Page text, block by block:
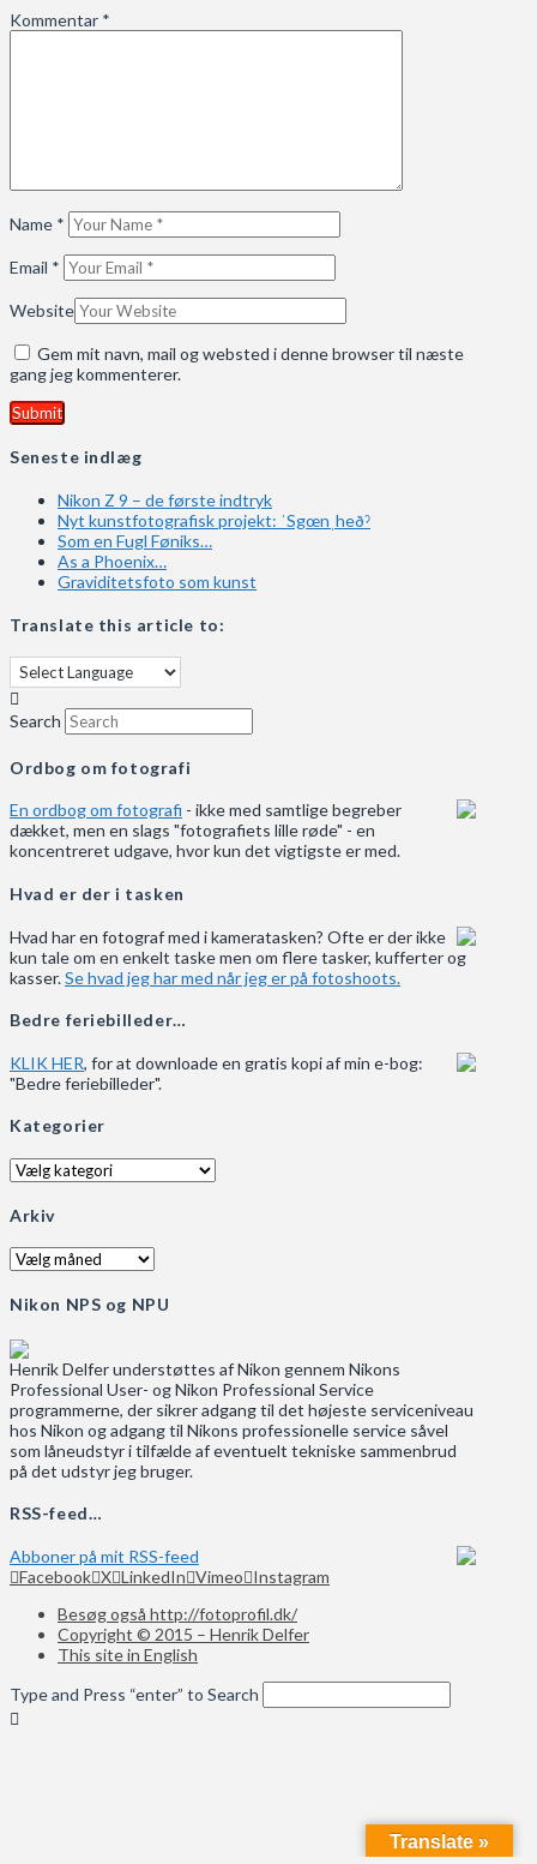
Kommentar *
Name *
Email *
Website
Gem mit navn, mail og websted i denne browser til næste
gang jeg kommenterer.
Seneste indlæg
Nikon Z 9 – de første indtryk
Nyt kunstfotografisk projekt: ˈSgœnˌheðˀ
Som en Fugl Føniks…
As a Phoenix…
Graviditetsfoto som kunst
Translate this article to:
Search
Ordbog om fotografi
En ordbog om fotografi - ikke med samtlige begreber
dækket, men en slags "fotografiets lille røde" - en
koncentreret udgave, hvor kun det vigtigste er med.
Hvad er der i tasken
Hvad har en fotograf med i kameratasken? Ofte er der ikke
kun tale om en enkelt taske men om flere tasker, kufferter og
kasser.Se hvad jeg har med når jeg er på fotoshoots.
Bedre feriebilleder…
KLIK HER, for at downloade en gratis kopi af min e-bog:
"Bedre feriebilleder".
Kategorier
Kategorier
Arkiv
Arkiv
Nikon NPS og NPU
Henrik Delfer understøttes af Nikon gennem Nikons
Professional User- og Nikon Professional Service
programmerne, der sikrer adgang til det højeste serviceniveau
hos Nikon og adgang til Nikons professionelle service såvel
som låneudstyr i tilfælde af eventuelt tekniske sammenbrud
på det udstyr jeg bruger.
RSS-feed…
Abboner på mit RSS-feed
Facebook X LinkedIn Vimeo Instagram
Besøg også http://fotoprofil.dk/
Copyright © 2015 – Henrik Delfer
This site in English
Type and Press “enter” to Search
Translate »